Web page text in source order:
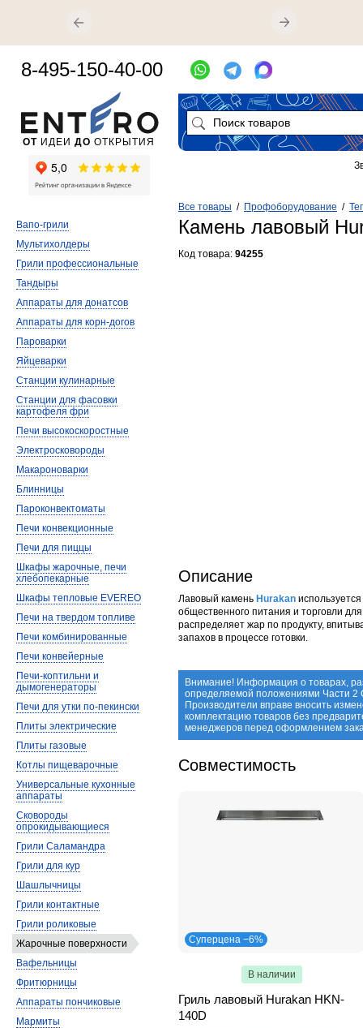
Все товары / Профоборудование /
Камень лавовый
Код товара: 94255
Описание
Лавовый камень Hurakan
общественного питания и торговли
распределяет жар по продукту,
запахов в процессе готовки.
Внимание! Информация о товарах,
определяемой положениями Части 2
Производители вправе вносить
комплектацию товаров без
менеджеров перед оформлением
Совместимость
Суперцена −6%
В наличии
Гриль лавовый Hurakan HKN-
140D
Вапо-грили
Мультихолдеры
Грили профессиональные
Тандыры
Аппараты для донатсов
Аппараты для корн-догов
Пароварки
Яйцеварки
Станции кулинарные
Станции для фасовки
картофеля фри
Печи высокоскоростные
Электросковороды
Макароноварки
Блинницы
Пароконвектоматы
Печи конвекционные
Печи для пиццы
Шкафы жарочные, печи
хлебопекарные
Шкафы тепловые EVEREO
Печи на твердом топливе
Печи комбинированные
Печи конвейерные
Печи-коптильни и
дымогенераторы
Печи для утки по-пекински
Плиты электрические
Плиты газовые
Котлы пищеварочные
Универсальные кухонные
аппараты
Сковороды
опрокидывающиеся
Грили Саламандра
Грили для кур
Шашлычницы
Грили контактные
Грили роликовые
Жарочные поверхности
Вафельницы
Фритюрницы
Аппараты пончиковые
Мармиты
ОТ ИДЕИ ДО ОТКРЫТИЯ
8-495-150-40-00